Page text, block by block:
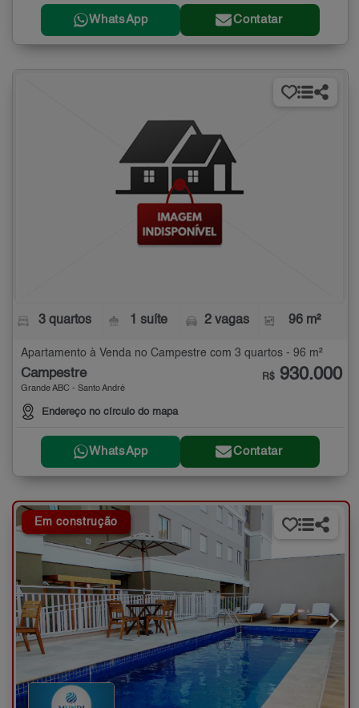
WhatsApp Contatar
3 quartos 1 suíte 2 vagas 96 m²
Apartamento à Venda no Campestre com 3 quartos - 96 m²
Campestre
Grande ABC - Santo André
Endereço no círculo do mapa
R$ 930.000
WhatsApp Contatar
Em construção